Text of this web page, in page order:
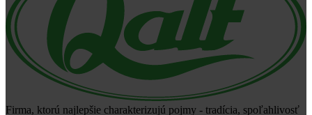
Firma, ktorú najlepšie charakterizujú pojmy - tradícia, spoľahlivosť